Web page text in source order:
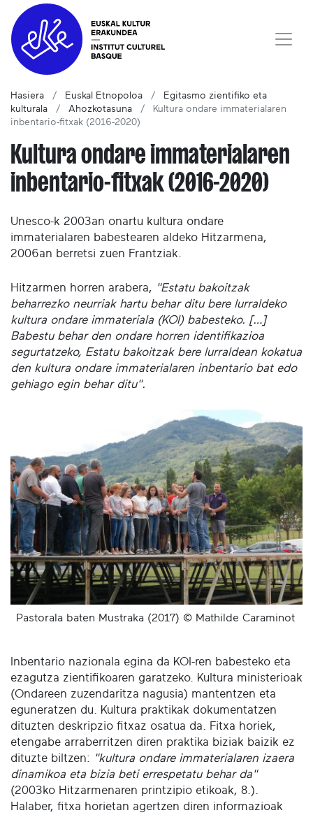
Hasiera Euskal Etnopoloa
Egitasmo zientifiko eta
kulturala
Ahozkotasuna
Kultura ondare immaterialaren
inbentario-fitxak (2016-2020)
Kultura ondare immaterialaren
inbentario-fitxak (2016-2020)
Unesco-k 2003an onartu kultura ondare
immaterialaren babestearen aldeko Hitzarmena,
2006an berretsi zuen Frantziak.
Hitzarmen horren arabera, "Estatu bakoitzak
beharrezko neurriak hartu behar ditu bere lurraldeko
kultura ondare immateriala (KOI) babesteko. […]
Babestu behar den ondare horren identifikazioa
segurtatzeko, Estatu bakoitzak bere lurraldean kokatua
den kultura ondare immaterialaren inbentario bat edo
gehiago egin behar ditu".
Pastorala baten Mustraka (2017) © Mathilde Caraminot
Inbentario nazionala egina da KOI-ren babesteko eta
ezagutza zientifikoaren garatzeko. Kultura ministerioak
(Ondareen zuzendaritza nagusia) mantentzen eta
eguneratzen du. Kultura praktikak dokumentatzen
dituzten deskripzio fitxaz osatua da. Fitxa horiek,
etengabe arraberritzen diren praktika biziak baizik ez
dituzte biltzen: "kultura ondare immaterialaren izaera
dinamikoa eta bizia beti errespetatu behar da"
(2003ko Hitzarmenaren printzipio etikoak, 8.).
Halaber, fitxa horietan agertzen diren informazioak